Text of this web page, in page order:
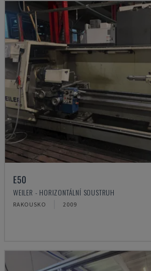
E50
WEILER - HORIZONTÁLNÍ SOUSTRUH
RAKOUSKO 2009